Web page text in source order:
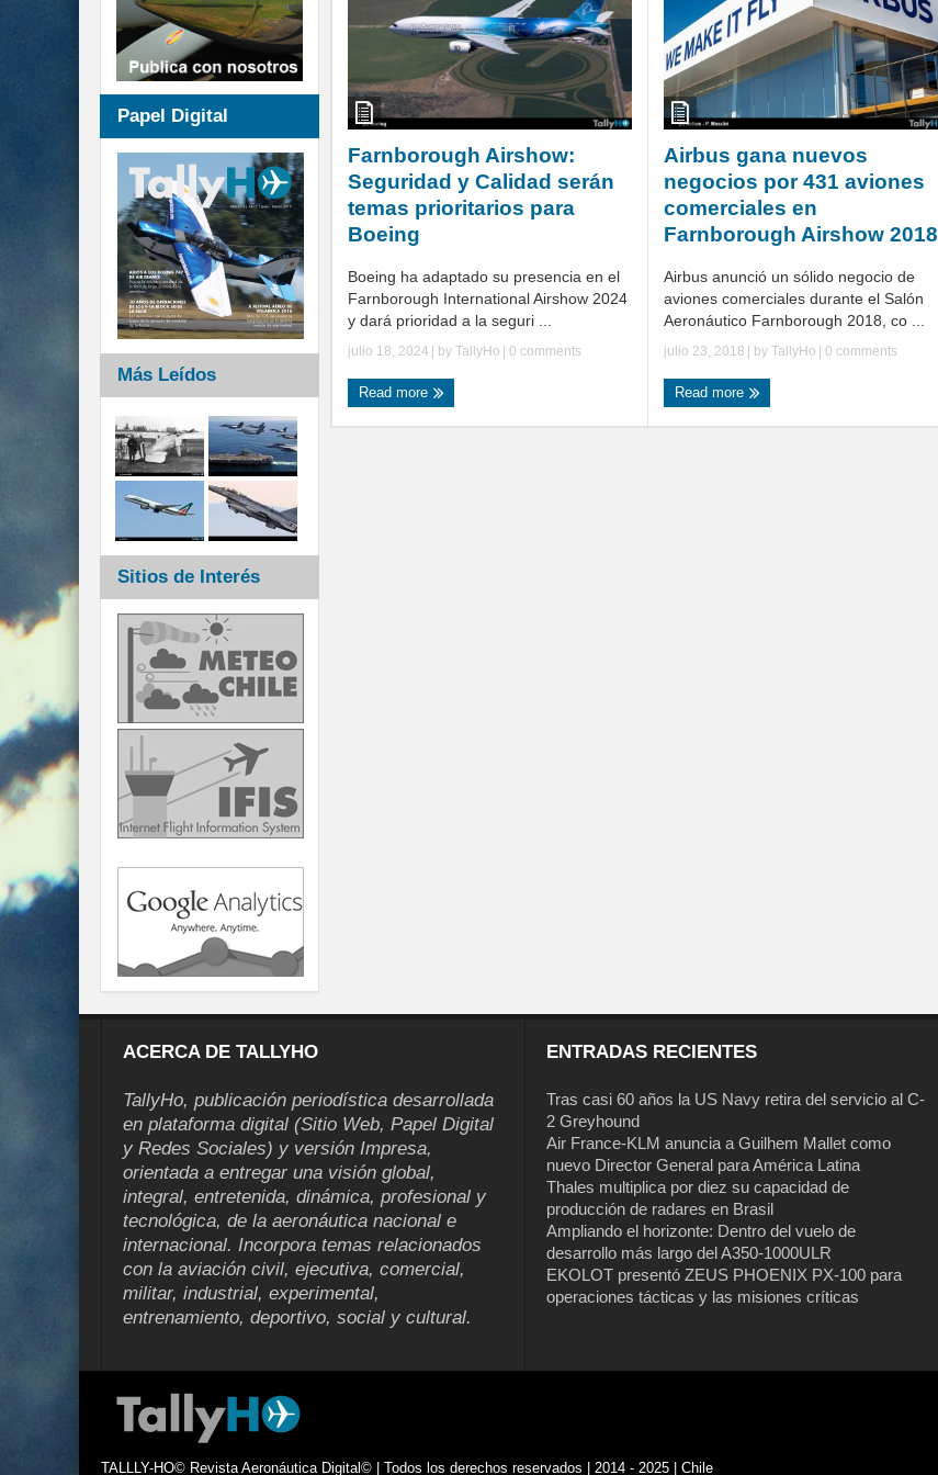
Farnborough Airshow:
Seguridad y Calidad serán
temas prioritarios para
Boeing
Boeing ha adaptado su presencia en el
Farnborough International Airshow 2024
y dará prioridad a la seguri ...
julio 18, 2024 | by TallyHo 0 comments
Read more
Airbus gana nuevos
negocios por 431 aviones
comerciales en
Farnborough Airshow 2018
Airbus anunció un sólido negocio de
aviones comerciales durante el Salón
Aeronáutico Farnborough 2018, co ...
julio 23, 2018 | by TallyHo 0 comments
Read more
Papel Digital
Más Leídos
Sitios de Interés
ACERCA DE TALLYHO
TallyHo, publicación periodística desarrollada
en plataforma digital (Sitio Web, Papel Digital
y Redes Sociales) y versión Impresa,
orientada a entregar una visión global,
integral, entretenida, dinámica, profesional y
tecnológica, de la aeronáutica nacional e
internacional. Incorpora temas relacionados
con la aviación civil, ejecutiva, comercial,
militar, industrial, experimental,
entrenamiento, deportivo, social y cultural.
ENTRADAS RECIENTES
Tras casi 60 años la US Navy retira del servicio al C-
2 Greyhound
Air France-KLM anuncia a Guilhem Mallet como
nuevo Director General para América Latina
Thales multiplica por diez su capacidad de
producción de radares en Brasil
Ampliando el horizonte: Dentro del vuelo de
desarrollo más largo del A350-1000ULR
EKOLOT presentó ZEUS PHOENIX PX-100 para
operaciones tácticas y las misiones críticas
TALLLY-HO© Revista Aeronáutica Digital© | Todos los derechos reservados | 2014 - 2025 | Chile